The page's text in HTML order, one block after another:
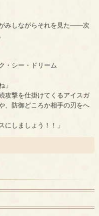
みしながらそれを見た――次
・シー・ドリーム
」
攻撃を仕掛けてくるアイスガ
、防御どころか相手の刃をへ
しましょう！！」